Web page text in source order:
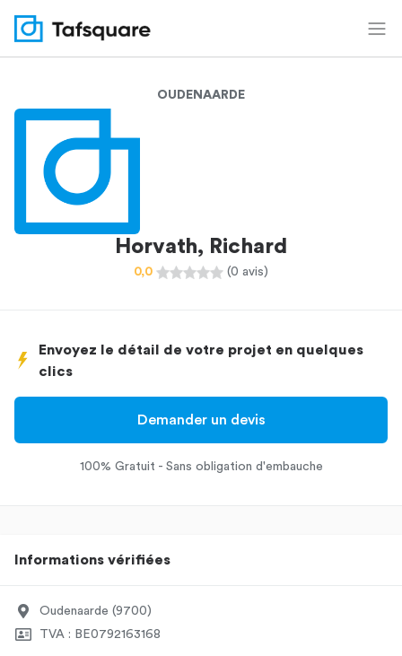
OUDENAARDE
Horvath, Richard
0,0 (0 avis)
Envoyez le détail de votre projet en quelques
clics
Demander un devis
100% Gratuit - Sans obligation d'embauche
Informations vérifiées
Oudenaarde (9700)
TVA : BE0792163168